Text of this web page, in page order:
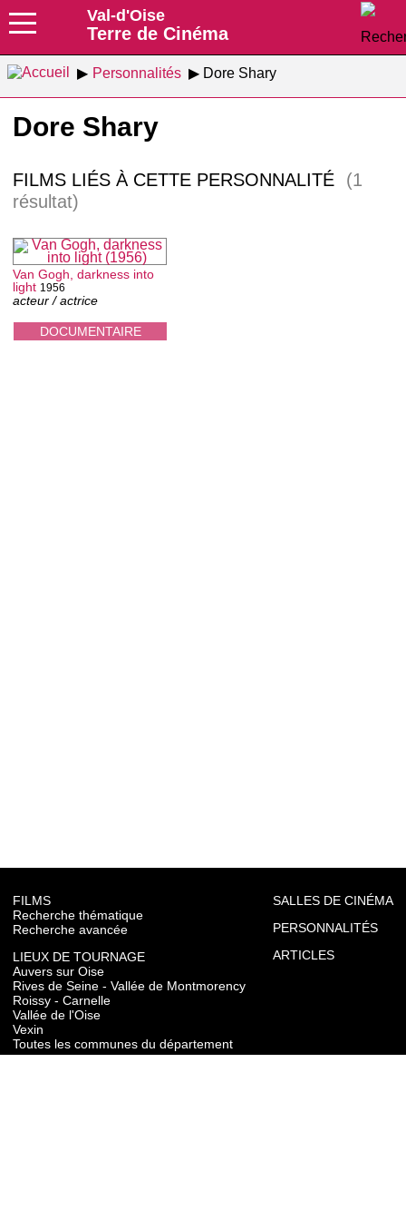
Val-d'Oise
Terre de Cinéma
Personnalités Dore Shary
Dore Shary
FILMS LIÉS À CETTE PERSONNALITÉ
(1
résultat)
DOCUMENTAIRE
Van Gogh, darkness into
light 1956
acteur / actrice
FILMS
Recherche thématique
Recherche avancée
LIEUX DE TOURNAGE
Auvers sur Oise
Rives de Seine - Vallée de Montmorency
Roissy - Carnelle
Vallée de l'Oise
Vexin
Toutes les communes du département
SALLES DE CINÉMA
PERSONNALITÉS
ARTICLES